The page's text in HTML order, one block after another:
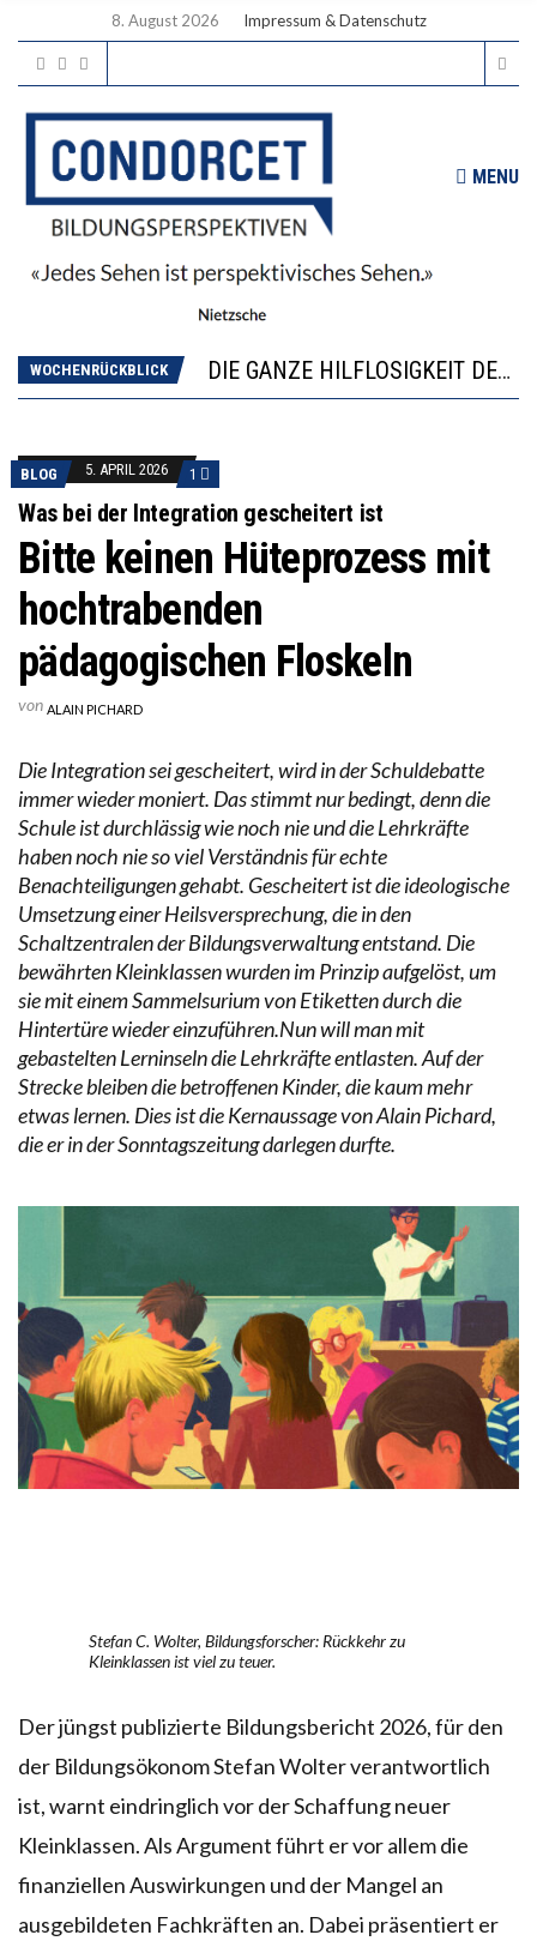
8. August 2026 Impressum & Datenschutz
MENU
WOCHENRÜCKBLICK
WORAUS WÄCHST, WAS KINDER TRÄGT
“WIR BEOBACHTEN EINEN REGELRECHTEN STURZFLUG BEI DEN LERNLEISTUNGEN”
BLOG 5. APRIL 2026 1
Was bei der Integration gescheitert ist
Bitte keinen Hüteprozess mit
hochtrabenden
pädagogischen Floskeln
von ALAIN PICHARD
Die Integration sei gescheitert, wird in der Schuldebatte
immer wieder moniert. Das stimmt nur bedingt, denn die
Schule ist durchlässig wie noch nie und die Lehrkräfte
haben noch nie so viel Verständnis für echte
Benachteiligungen gehabt. Gescheitert ist die ideologische
Umsetzung einer Heilsversprechung, die in den
Schaltzentralen der Bildungsverwaltung entstand. Die
bewährten Kleinklassen wurden im Prinzip aufgelöst, um
sie mit einem Sammelsurium von Etiketten durch die
Hintertüre wieder einzuführen.Nun will man mit
gebastelten Lerninseln die Lehrkräfte entlasten. Auf der
Strecke bleiben die betroffenen Kinder, die kaum mehr
etwas lernen. Dies ist die Kernaussage von Alain Pichard,
die er in der Sonntagszeitung darlegen durfte.
Stefan C. Wolter, Bildungsforscher: Rückkehr zu
Kleinklassen ist viel zu teuer.
Der jüngst publizierte Bildungsbericht 2026, für den
der Bildungsökonom Stefan Wolter verantwortlich
ist, warnt eindringlich vor der Schaffung neuer
Kleinklassen. Als Argument führt er vor allem die
finanziellen Auswirkungen und der Mangel an
ausgebildeten Fachkräften an. Dabei präsentiert er